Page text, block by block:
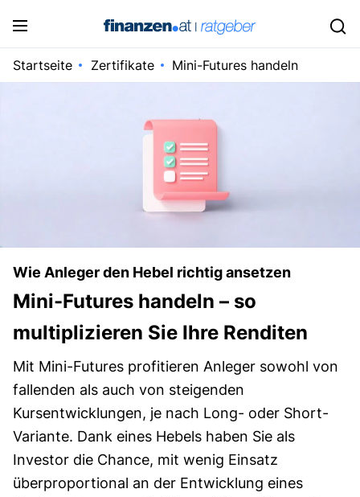
Startseite Zertifikate Mini-Futures handeln
Wie Anleger den Hebel richtig ansetzen
Mini-Futures handeln – so
multiplizieren Sie Ihre Renditen
Mit Mini-Futures profitieren Anleger sowohl von
fallenden als auch von steigenden
Kursentwicklungen, je nach Long- oder Short-
Variante. Dank eines Hebels haben Sie als
Investor die Chance, mit wenig Einsatz
überproportional an der Entwicklung eines